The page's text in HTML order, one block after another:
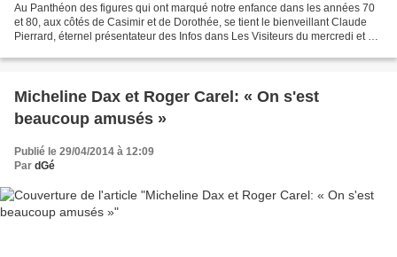
Au Panthéon des figures qui ont marqué notre enfance dans les années 70
et 80, aux côtés de Casimir et de Dorothée, se tient le bienveillant Claude
Pierrard, éternel présentateur des Infos dans Les Visiteurs du mercredi et de
Micheline Dax et Roger Carel: « On s'est
beaucoup amusés »
Publié le 29/04/2014 à 12:09
Par dGé